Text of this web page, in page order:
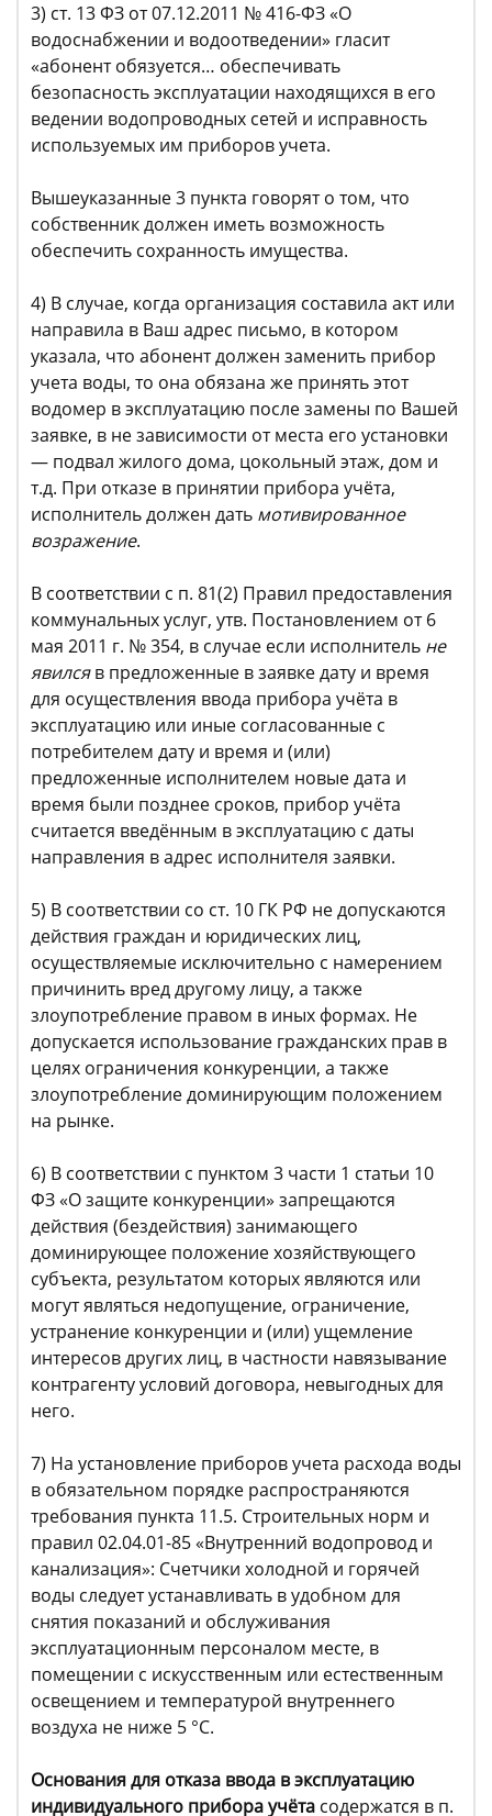
3) ст. 13 ФЗ от 07.12.2011 № 416-ФЗ «О
водоснабжении и водоотведении» гласит
«абонент обязуется… обеспечивать
безопасность эксплуатации находящихся в его
ведении водопроводных сетей и исправность
используемых им приборов учета.
Вышеуказанные 3 пункта говорят о том, что
собственник должен иметь возможность
обеспечить сохранность имущества.
4) В случае, когда организация составила акт или
направила в Ваш адрес письмо, в котором
указала, что абонент должен заменить прибор
учета воды, то она обязана же принять этот
водомер в эксплуатацию после замены по Вашей
заявке, в не зависимости от места его установки
— подвал жилого дома, цокольный этаж, дом и
т.д. При отказе в принятии прибора учёта,
исполнитель должен дать мотивированное
возражение.
В соответствии с п. 81(2) Правил предоставления
коммунальных услуг, утв. Постановлением от 6
мая 2011 г. № 354, в случае если исполнитель не
явилсяв предложенные в заявке дату и время
для осуществления ввода прибора учёта в
эксплуатацию или иные согласованные с
потребителем дату и время и (или)
предложенные исполнителем новые дата и
время были позднее сроков, прибор учёта
считается введённым в эксплуатацию с даты
направления в адрес исполнителя заявки.
5) В соответствии со ст. 10 ГК РФ не допускаются
действия граждан и юридических лиц,
осуществляемые исключительно с намерением
причинить вред другому лицу, а также
злоупотребление правом в иных формах. Не
допускается использование гражданских прав в
целях ограничения конкуренции, а также
злоупотребление доминирующим положением
на рынке.
6) В соответствии с пунктом 3 части 1 статьи 10
ФЗ «О защите конкуренции» запрещаются
действия (бездействия) занимающего
доминирующее положение хозяйствующего
субъекта, результатом которых являются или
могут являться недопущение, ограничение,
устранение конкуренции и (или) ущемление
интересов других лиц, в частности навязывание
контрагенту условий договора, невыгодных для
него.
7) На установление приборов учета расхода воды
в обязательном порядке распространяются
требования пункта 11.5. Строительных норм и
правил 02.04.01-85 «Внутренний водопровод и
канализация»: Счетчики холодной и горячей
воды следует устанавливать в удобном для
снятия показаний и обслуживания
эксплуатационным персоналом месте, в
помещении с искусственным или естественным
освещением и температурой внутреннего
воздуха не ниже 5 °С.
Основания для отказа ввода в эксплуатацию
индивидуального прибора учёта содержатся в п.